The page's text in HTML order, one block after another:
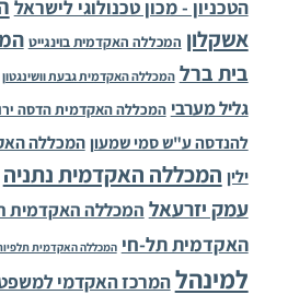
הטכניון - מכון טכנולוגי לישראל
אשקלון המכללה האקדמית בוינגייט
בית ברל המכללה האקדמית גבעת וושינגטון
גליל מערבי המכללה האקדמית הדסה
להנדסה ע"ש סמי שמעון המכללה
ילין המכללה האקדמית נתניה
עמק יזרעאל המכללה האקדמית
האקדמית תל-חי המכללה האקדמית
למינהלהמרכז האקדמי